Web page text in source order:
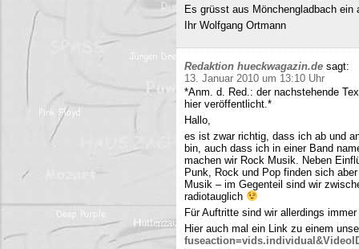
Es grüsst aus Mönchengladbach ein
Ihr Wolfgang Ortmann
Redaktion hueckwagazin.de sagt:
13. Januar 2010 um 13:10 Uhr
*Anm. d. Red.: der nachstehende
hier veröffentlicht.*
Hallo,
es ist zwar richtig, dass ich ab und
bin, auch dass ich in einer Band
machen wir Rock Musik. Neben
Punk, Rock und Pop finden sich
Musik – im Gegenteil sind wir
radiotauglich
Für Auftritte sind wir allerdings
Hier auch mal ein Link zu einem